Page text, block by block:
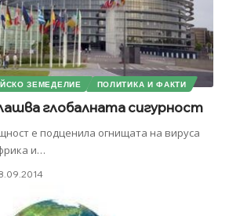
ЗЕМЕДЕЛИЕ ПОЛИТИКА И ФАКТИ
глобалната сигурност
е подценила огнищата на вируса
и…